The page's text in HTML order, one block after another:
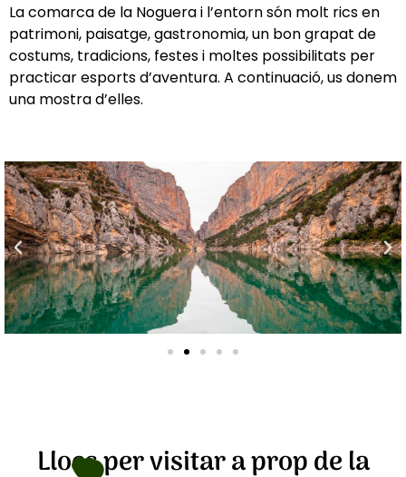
La comarca de la Noguera i l’entorn són molt rics en
patrimoni, paisatge, gastronomia, un bon grapat de
costums, tradicions, festes i moltes possibilitats per
practicar esports d’aventura. A continuació, us donem
una mostra d’elles.
Llocs per visitar a prop de la